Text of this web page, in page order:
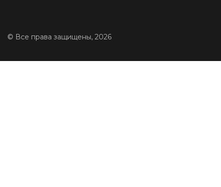
© Все права защищены, 2026